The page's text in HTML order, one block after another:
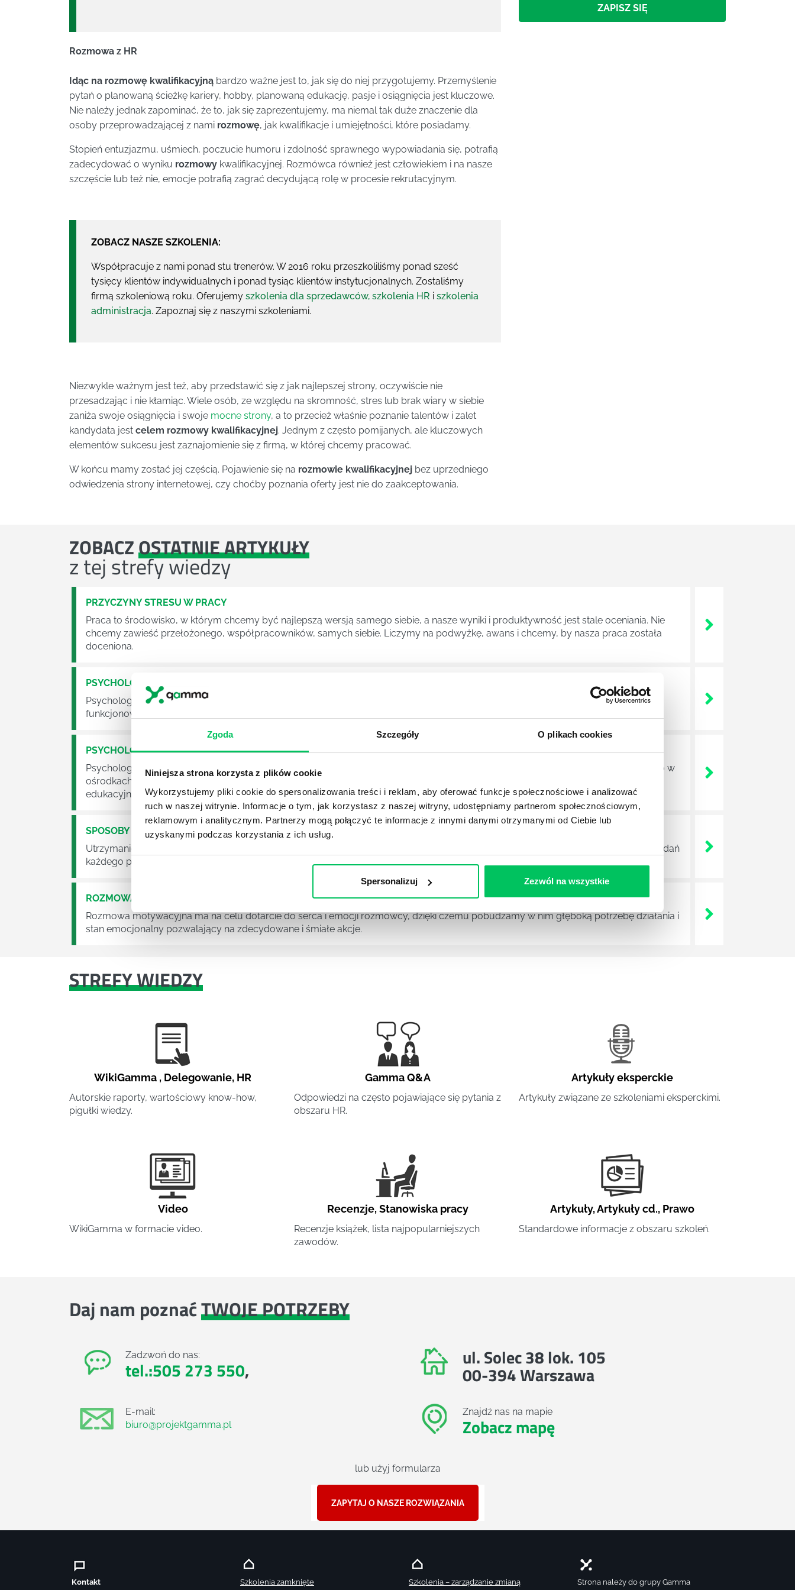
Zgoda Szczegóły O plikach cookies
Niniejsza strona korzysta z plików cookie
Wykorzystujemy pliki cookie do spersonalizowania treści i reklam, aby oferować funkcje społecznościowe i analizować
ruch w naszej witrynie. Informacje o tym, jak korzystasz z naszej witryny, udostępniamy partnerom społecznościowym,
reklamowym i analitycznym. Partnerzy mogą połączyć te informacje z innymi danymi otrzymanymi od Ciebie lub
uzyskanymi podczas korzystania z ich usług.
Spersonalizuj Zezwól na wszystkie
Rozmowa z HR
Idąc na rozmowę kwalifikacyjną bardzo ważne jest to, jak się do niej przygotujemy. Przemyślenie
pytań o planowaną ścieżkę kariery, hobby, planowaną edukację, pasje i osiągnięcia jest kluczowe.
Nie należy jednak zapominać, że to, jak się zaprezentujemy, ma niemal tak duże znaczenie dla
osoby przeprowadzającej z nami rozmowę, jak kwalifikacje i umiejętności, które posiadamy.
Stopień entuzjazmu, uśmiech, poczucie humoru i zdolność sprawnego wypowiadania się, potrafią
zadecydować o wyniku rozmowy kwalifikacyjnej. Rozmówca również jest człowiekiem i na nasze
szczęście lub też nie, emocje potrafią zagrać decydującą rolę w procesie rekrutacyjnym.
ZOBACZ NASZE SZKOLENIA:
Współpracuje z nami ponad stu trenerów. W 2016 roku przeszkoliliśmy ponad sześć
tysięcy klientów indywidualnych i ponad tysiąc klientów instytucjonalnych. Zostaliśmy
firmą szkoleniową roku. Oferujemy szkolenia dla sprzedawców, szkolenia HR i szkolenia
administracja. Zapoznaj się z naszymi szkoleniami.
Niezwykle ważnym jest też, aby przedstawić się z jak najlepszej strony, oczywiście nie
przesadzając i nie kłamiąc. Wiele osób, ze względu na skromność, stres lub brak wiary w siebie
zaniża swoje osiągnięcia i swoje mocne strony, a to przecież właśnie poznanie talentów i zalet
kandydata jest celem rozmowy kwalifikacyjnej. Jednym z często pomijanych, ale kluczowych
elementów sukcesu jest zaznajomienie się z firmą, w której chcemy pracować.
W końcu mamy zostać jej częścią. Pojawienie się na rozmowie kwalifikacyjnej bez uprzedniego
odwiedzenia strony internetowej, czy choćby poznania oferty jest nie do zaakceptowania.
ZAPISZ SIĘ
ZOBACZOSTATNIE ARTYKUŁY
z tej strefy wiedzy
PRZYCZYNY STRESU W PRACY
Praca to środowisko, w którym chcemy być najlepszą wersją samego siebie, a nasze wyniki i produktywność jest stale oceniania. Nie
chcemy zawieść przełożonego, współpracowników, samych siebie. Liczymy na podwyżkę, awans i chcemy, by nasza praca została
doceniona.
PSYCHOLOGIA I CO DALEJ
Psychologia to jeden z bardziej klasycznych kierunków studiów. Pozwala zdobyć wiedzę na temat ludzkiego umysły, mechanizmów
funkcjonowania ludzkiej psychiki, procesów decyzyjnych.
PSYCHOLOGIA W ZARZĄDZANIU PRACA
Psychologia to kierunek wbrew pozorom z ogromnymi perspektywami na przyszłość. Psychologowie znajdują zatrudnienie nie tylko w
ośrodkach służby zdrowie czy we własnych gabinetach psychologicznych, ale również we wszelkiego rodzaju ośrodkach
edukacyjnych, na warsztatach, w korporacjach przy pomocy opracowywania strategii marketingowych czy nawet w sektorze HR.
SPOSOBY NA MOTYWACJĘ
Utrzymanie wysokiego poziomu motywacji wśród zespołu potrafi być nie lada wyzwaniem, zalicza się jednak do najważniejszych zadań
każdego przełożonego i menedżera.
ROZMOWA MOTYWACYJNA Z PRACOWNIKIEM
Rozmowa motywacyjna ma na celu dotarcie do serca i emocji rozmówcy, dzięki czemu pobudzamy w nim głęboką potrzebę działania i
stan emocjonalny pozwalający na zdecydowane i śmiałe akcje.
STREFY WIEDZY
WikiGamma , Delegowanie, HR
Autorskie raporty, wartościowy know-how,
pigułki wiedzy.
Gamma Q&A
Odpowiedzi na często pojawiające się pytania z
obszaru HR.
Artykuły eksperckie
Artykuły związane ze szkoleniami eksperckimi.
Video
WikiGamma w formacie video.
Recenzje,Stanowiska pracy
Recenzje książek, lista najpopularniejszych
zawodów.
Artykuły,Artykuły cd., Prawo
Standardowe informacje z obszaru szkoleń.
Daj nam poznaćTWOJE POTRZEBY
Zadzwoń do nas:
tel.:505 273 550,
E-mail:
biuro@projektgamma.pl
ul. Solec 38 lok. 105
00-394 Warszawa
Znajdź nas na mapie
Zobacz mapę
lub użyj formularza
ZAPYTAJ O NASZE ROZWIĄZANIA
Kontakt Szkolenia zamknięte Szkolenia – zarządzanie zmianą Strona należy do grupy Gamma